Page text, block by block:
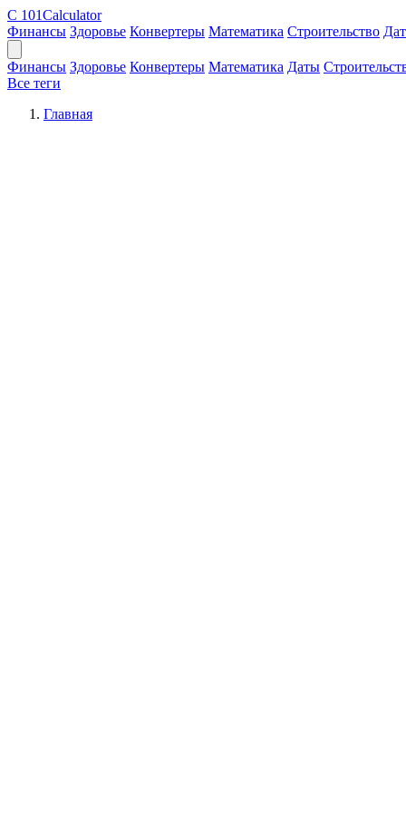
C 101Calculator
Финансы Здоровье Конвертеры Математика Строительство
Финансы Здоровье Конвертеры Математика Даты
Все теги
Главная